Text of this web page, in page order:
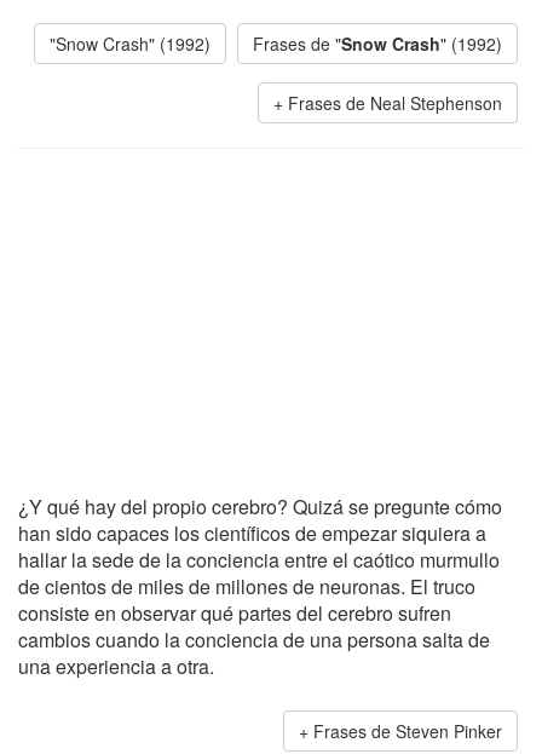
"Snow Crash" (1992) Frases de "Snow Crash" (1992)
Frases de Neal Stephenson
¿Y qué hay del propio cerebro? Quizá se pregunte cómo
han sido capaces los científicos de empezar siquiera a
hallar la sede de la conciencia entre el caótico murmullo
de cientos de miles de millones de neuronas. El truco
consiste en observar qué partes del cerebro sufren
cambios cuando la conciencia de una persona salta de
una experiencia a otra.
Frases de Steven Pinker